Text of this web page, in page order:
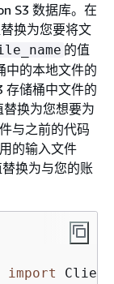
S3 数据库。在
换为您要将文
的值
中的本地文件的
存储桶中文件的
替换为您想要为
与之前的代码
的输入文件
换为与您的账
import